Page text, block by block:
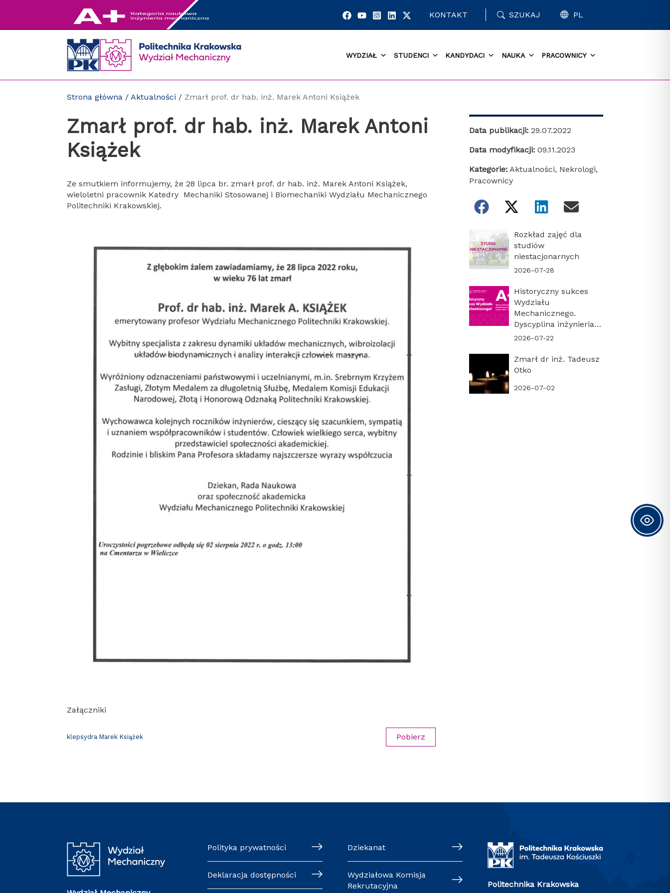
KONTAKT SZUKAJ PL
WYDZIAŁ STUDENCI KANDYDACI NAUKA PRACOWNICY
Strona główna /Aktualności / Zmarł prof. dr hab. inż. Marek Antoni Książek
Zmarł prof. dr hab. inż. Marek Antoni
Książek
Ze smutkiem informujemy, że 28 lipca br. zmarł prof. dr hab. inż. Marek Antoni Książek,
wieloletni pracownik Katedry Mechaniki Stosowanej i Biomechaniki Wydziału Mechanicznego
Politechniki Krakowskiej.
Załączniki
klepsydra Marek Książek Pobierz
Data publikacji: 29.07.2022
Data modyfikacji: 09.11.2023
Kategorie: Aktualności, Nekrologi,
Pracownicy
Rozkład zajęć dla
studiów
niestacjonarnych
2026-07-28
Historyczny sukces
Wydziału
Mechanicznego.
Dyscyplina inżynieria
mechaniczna z
naukową A+!
2026-07-22
Zmarł dr inż. Tadeusz
Otko
2026-07-02
Polityka prywatności
Deklaracja dostępności
Dziekanat
Wydziałowa Komisja
Rekrutacyjna
Politechnika Krakowska